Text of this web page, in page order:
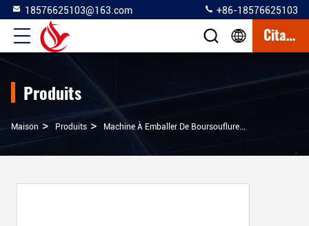
18576625103@163.com +86-18576625103
Citation
Produits
Maison > Produits > Machine À Emballer De Boursouflure De PVC D'Alu